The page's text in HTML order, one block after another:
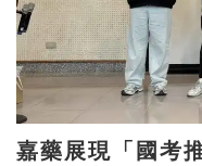
嘉藥展現「國考推手」實